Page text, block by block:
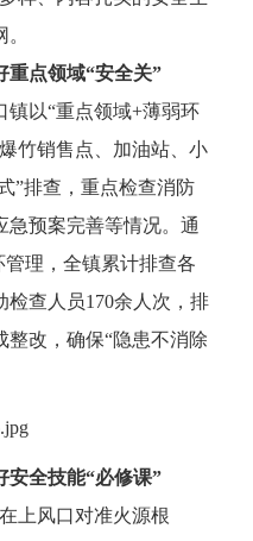
点领域“安全关”
以“重点领域+薄弱环
竹销售点、加油站、小
”排查，重点检查消防
急预案完善等情况。通
管理，全镇累计排查各
检查人员170余人次，排
整改，确保“隐患不消除
全技能“必修课”
风口对准火源根